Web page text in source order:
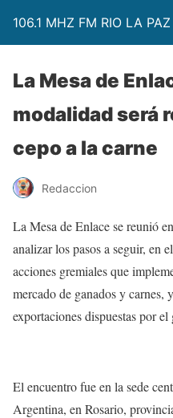
106.1 MHZ FM RIO LA PAZ
La Mesa de
modalidad será
cepo a la carne
Redaccion
La Mesa de Enlace se reunió
analizar los pasos a seguir, en
acciones gremiales que
mercado de ganados y
exportaciones dispuestas por
El encuentro fue en la sede
Argentina, en Rosario,